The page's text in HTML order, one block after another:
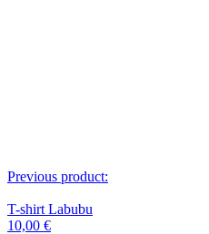
Previous product:
T-shirt Labubu
10,00 €